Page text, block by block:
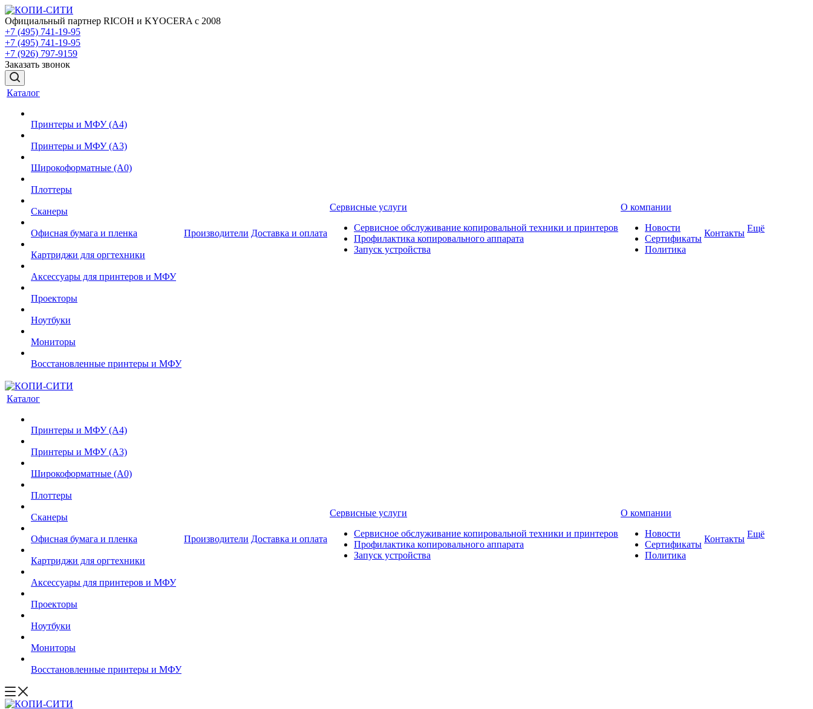
Официальный партнер RICOH и KYOCERA с 2008
+7 (495) 741-19-95
+7 (495) 741-19-95
+7 (926) 797-9159
Заказать звонок
Каталог
Принтеры и МФУ (А4)
Принтеры и МФУ (А3)
Широкоформатные (А0)
Плоттеры
Сканеры
Офисная бумага и пленка
Картриджи для оргтехники
Аксессуары для принтеров и МФУ
Проекторы
Ноутбуки
Мониторы
Восстановленные принтеры и МФУ
Производители Доставка и оплата
Сервисные услуги
Сервисное обслуживание копировальной техники и принтеров
Профилактика копировального аппарата
Запуск устройства
О компании
Новости
Сертификаты
Политика
Контакты Ещё
Каталог
Принтеры и МФУ (А4)
Принтеры и МФУ (А3)
Широкоформатные (А0)
Плоттеры
Сканеры
Офисная бумага и пленка
Картриджи для оргтехники
Аксессуары для принтеров и МФУ
Проекторы
Ноутбуки
Мониторы
Восстановленные принтеры и МФУ
Производители Доставка и оплата
Сервисные услуги
Сервисное обслуживание копировальной техники и принтеров
Профилактика копировального аппарата
Запуск устройства
О компании
Новости
Сертификаты
Политика
Контакты Ещё